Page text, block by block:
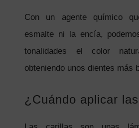
Con un agente químico
esmalte ni la encía,
tonalidades el color
obteniendo unos dientes más
¿Cuándo aplicar